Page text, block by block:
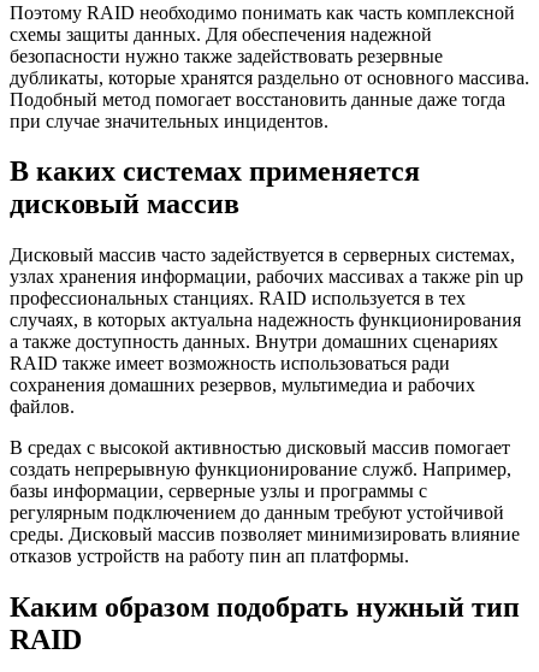
Поэтому RAID необходимо понимать как часть комплексной
схемы защиты данных. Для обеспечения надежной
безопасности нужно также задействовать резервные
дубликаты, которые хранятся раздельно от основного массива.
Подобный метод помогает восстановить данные даже тогда
при случае значительных инцидентов.
В каких системах применяется
дисковый массив
Дисковый массив часто задействуется в серверных системах,
узлах хранения информации, рабочих массивах а также pin up
профессиональных станциях. RAID используется в тех
случаях, в которых актуальна надежность функционирования
а также доступность данных. Внутри домашних сценариях
RAID также имеет возможность использоваться ради
сохранения домашних резервов, мультимедиа и рабочих
файлов.
В средах с высокой активностью дисковый массив помогает
создать непрерывную функционирование служб. Например,
базы информации, серверные узлы и программы с
регулярным подключением до данным требуют устойчивой
среды. Дисковый массив позволяет минимизировать влияние
отказов устройств на работу пин ап платформы.
Каким образом подобрать нужный тип
RAID